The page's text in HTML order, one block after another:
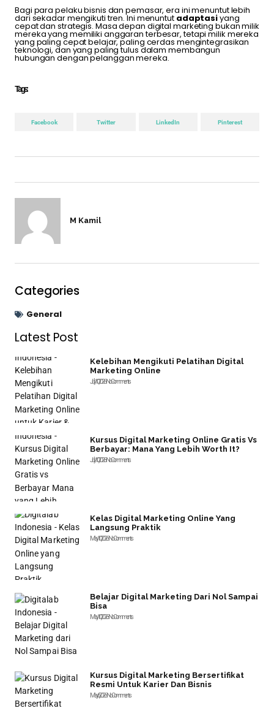
Bagi para pelaku bisnis dan pemasar, era ini menuntut lebih
dari sekadar mengikuti tren. Ini menuntut adaptasiyang
cepat dan strategis. Masa depan digital marketing bukan milik
mereka yang memiliki anggaran terbesar, tetapi milik mereka
yang paling cepat belajar, paling cerdas mengintegrasikan
teknologi, dan yang paling tulus dalam membangun
hubungan dengan pelanggan mereka.
Tags :
Facebook Twitter LinkedIn Pinterest
M Kamil
Categories
General
Latest Post
Kelebihan Mengikuti Pelatihan Digital
Marketing Online
July 10, 2026No Comments
Kursus Digital Marketing Online Gratis Vs
Berbayar: Mana Yang Lebih Worth It?
July 10, 2026No Comments
Kelas Digital Marketing Online Yang
Langsung Praktik
May 10, 2026No Comments
Belajar Digital Marketing Dari Nol Sampai
Bisa
May 10, 2026No Comments
Kursus Digital Marketing Bersertifikat
Resmi Untuk Karier Dan Bisnis
May 6, 2026No Comments